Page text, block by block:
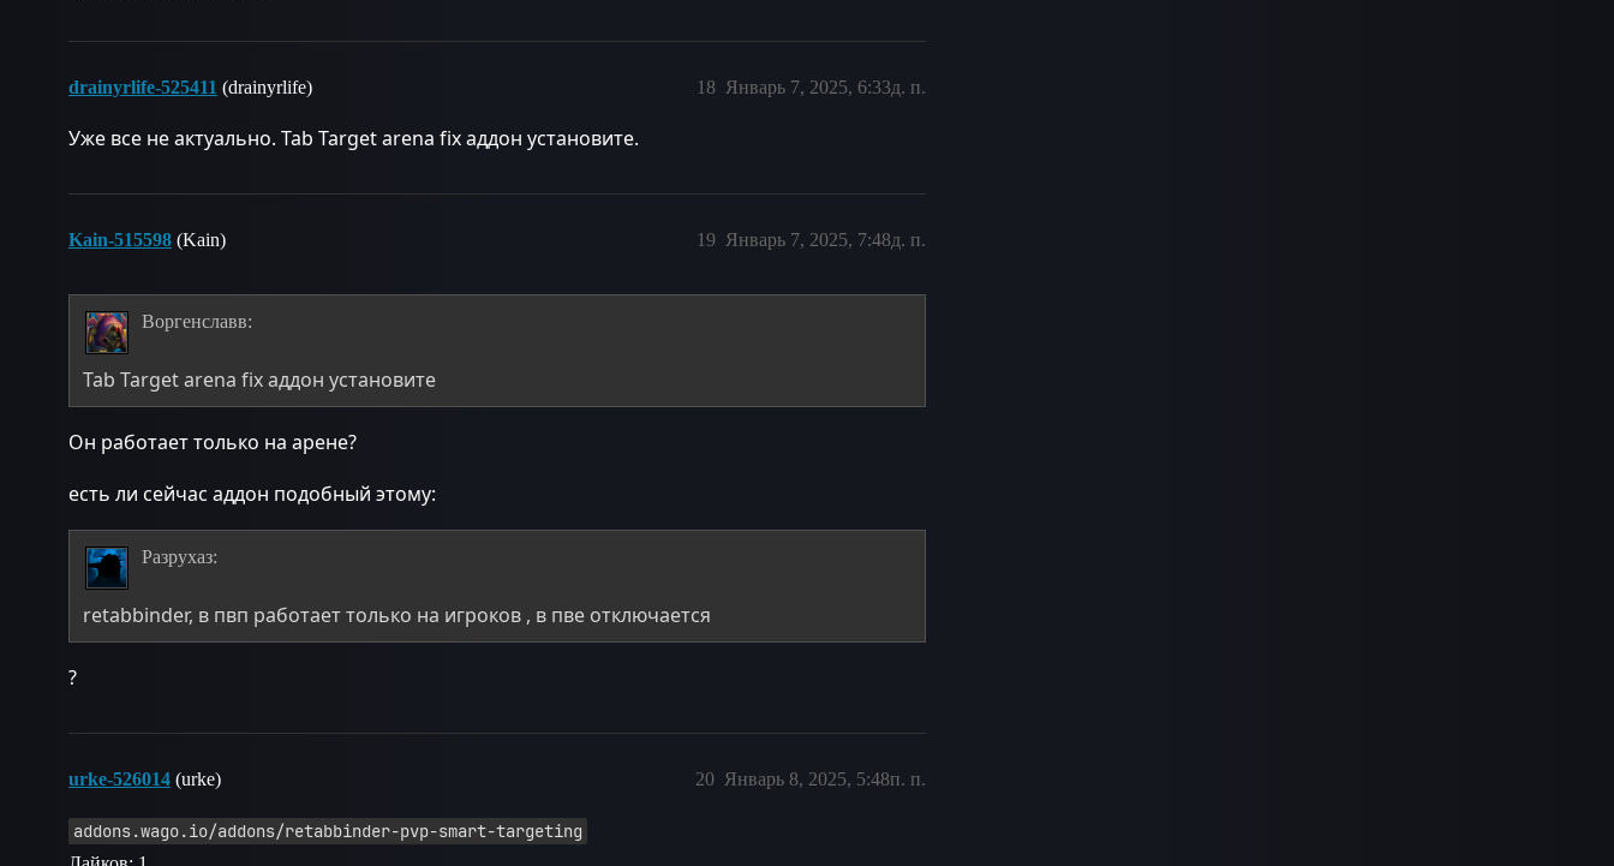
drainyrlife-525411 (drainyrlife) Январь 7, 2025, 6:33д. п.
18
Уже все не актуально. Tab Target arena fix аддон установите.
Kain-515598 (Kain) Январь 7, 2025, 7:48д. п.
19
Воргенславв:
Tab Target arena fix аддон установите
Он работает только на арене?
есть ли сейчас аддон подобный этому:
Разрухаз:
retabbinder, в пвп работает только на игроков , в пве отключается
?
urke-526014 (urke) Январь 8, 2025, 5:48п. п.
20
addons.wago.io/addons/retabbinder-pvp-smart-targeting